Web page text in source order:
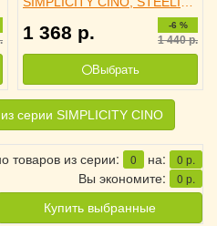
1 368 р. -6 %
1 440р.
Выбрать
серии SIMPLICITY CINO
товаров из серии: 0 на: 0 р.
Вы экономите: 0 р.
Купить выбранные